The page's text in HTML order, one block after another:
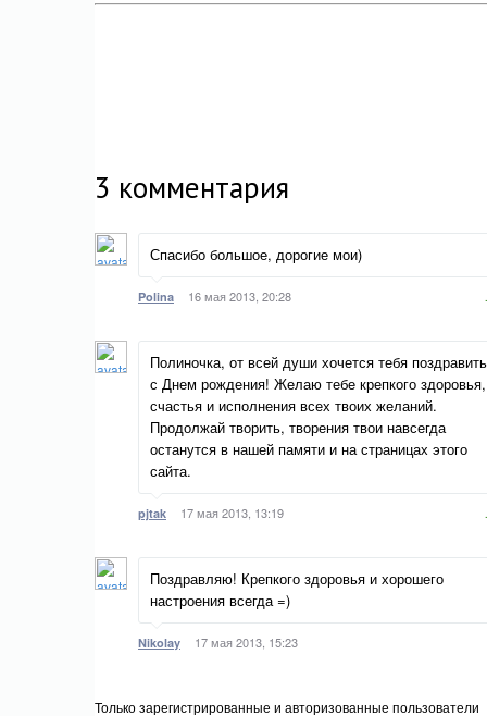
3 комментария
Спасибо большое, дорогие мои)
Polina 16 мая 2013, 20:28
Полиночка, от всей души хочется тебя поздравить
с Днем рождения! Желаю тебе крепкого здоровья,
счастья и исполнения всех твоих желаний.
Продолжай творить, творения твои навсегда
останутся в нашей памяти и на страницах этого
сайта.
pjtak 17 мая 2013, 13:19
Поздравляю! Крепкого здоровья и хорошего
настроения всегда =)
Nikolay 17 мая 2013, 15:23
Только зарегистрированные и авторизованные пользователи